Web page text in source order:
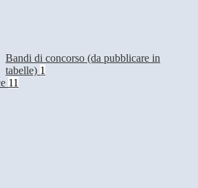
Bandi di concorso (da pubblicare in
tabelle) 1
11